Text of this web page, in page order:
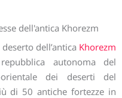
dell'antica Khorezm
dell’antica Khorezm
autonoma del
dei deserti del
di 50 antiche fortezze in